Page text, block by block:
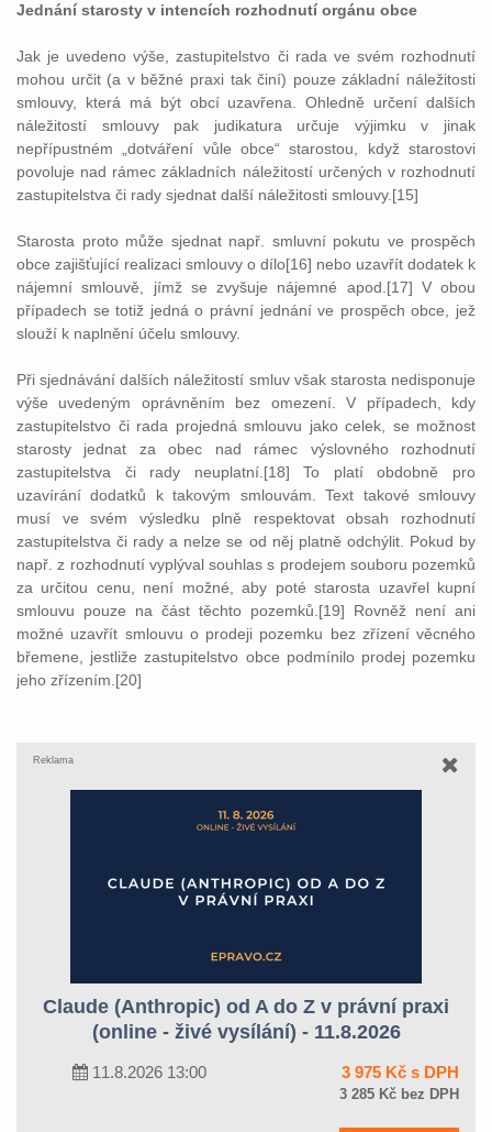
Jednání starosty v intencích rozhodnutí orgánu obce
Jak je uvedeno výše, zastupitelstvo či rada ve svém rozhodnutí
mohou určit (a v běžné praxi tak činí) pouze základní náležitosti
smlouvy, která má být obcí uzavřena. Ohledně určení dalších
náležitostí smlouvy pak judikatura určuje výjimku v jinak
nepřípustném „dotváření vůle obce“ starostou, když starostovi
povoluje nad rámec základních náležitostí určených v rozhodnutí
zastupitelstva či rady sjednat další náležitosti smlouvy.[15]
Starosta proto může sjednat např. smluvní pokutu ve prospěch
obce zajišťující realizaci smlouvy o dílo[16] nebo uzavřít dodatek k
nájemní smlouvě, jímž se zvyšuje nájemné apod.[17] V obou
případech se totiž jedná o právní jednání ve prospěch obce, jež
slouží k naplnění účelu smlouvy.
Při sjednávání dalších náležitostí smluv však starosta nedisponuje
výše uvedeným oprávněním bez omezení. V případech, kdy
zastupitelstvo či rada projedná smlouvu jako celek, se možnost
starosty jednat za obec nad rámec výslovného rozhodnutí
zastupitelstva či rady neuplatní.[18] To platí obdobně pro
uzavírání dodatků k takovým smlouvám. Text takové smlouvy
musí ve svém výsledku plně respektovat obsah rozhodnutí
zastupitelstva či rady a nelze se od něj platně odchýlit. Pokud by
např. z rozhodnutí vyplýval souhlas s prodejem souboru pozemků
za určitou cenu, není možné, aby poté starosta uzavřel kupní
smlouvu pouze na část těchto pozemků.[19] Rovněž není ani
možné uzavřít smlouvu o prodeji pozemku bez zřízení věcného
břemene, jestliže zastupitelstvo obce podmínilo prodej pozemku
jeho zřízením.[20]
Reklama
Claude (Anthropic) od A do Z v právní praxi
(online - živé vysílání) - 11.8.2026
11.8.2026 13:00 3 975 Kč s DPH
3 285 Kč bez DPH